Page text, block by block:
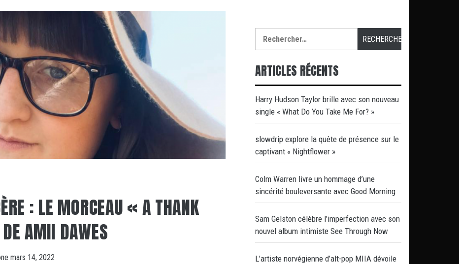
: LE MORCEAU « A THANK
AMII DAWES
mars 14, 2022
ARTICLES RÉCENTS
Harry Hudson Taylor brille avec son nouveau
single « What Do You Take Me For? »
slowdrip explore la quête de présence sur le
captivant « Nightflower »
Colm Warren livre un hommage d’une
sincérité bouleversante avec Good Morning
Sam Gelston célèbre l’imperfection avec son
nouvel album intimiste See Through Now
L’artiste norvégienne d’alt-pop MIIA dévoile